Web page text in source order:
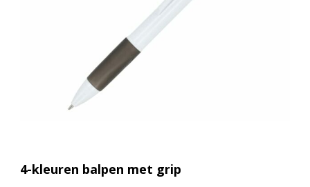
4-kleuren balpen met grip